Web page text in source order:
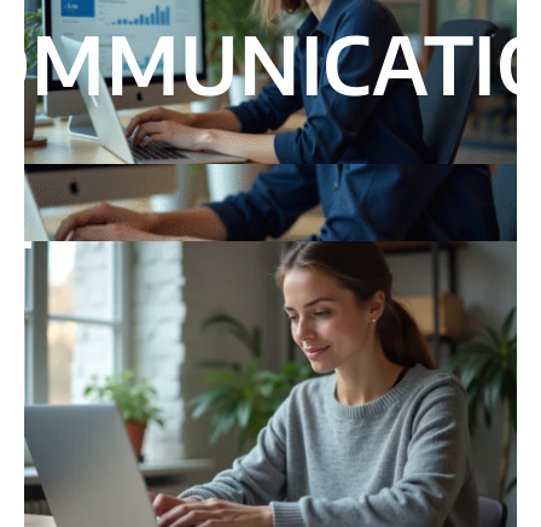
Wistia : comprendre le fonctionnement de
cet outil de vidéo marketing